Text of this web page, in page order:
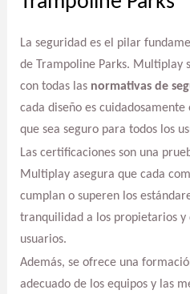
La seguridad es el pilar
de Trampoline Parks. Multiplay
con todas las normativas de
cada diseño es
que sea seguro para todos los
Las certificaciones son una
Multiplay asegura que cada
cumplan o superen los
tranquilidad a los propietarios y
usuarios.
Además, se ofrece una
adecuado de los equipos y las